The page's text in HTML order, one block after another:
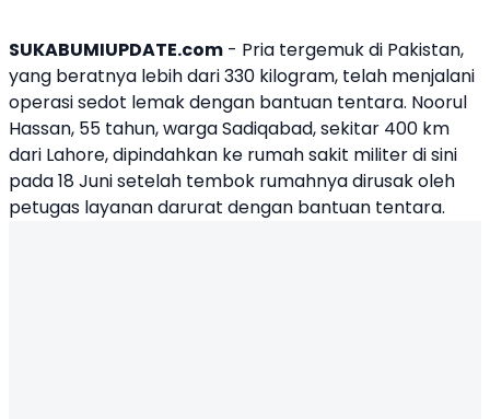
SUKABUMIUPDATE.com - Pria tergemuk di Pakistan,
yang beratnya lebih dari 330 kilogram, telah menjalani
operasi sedot lemak dengan bantuan tentara. Noorul
Hassan, 55 tahun, warga Sadiqabad, sekitar 400 km
dari Lahore, dipindahkan ke rumah sakit militer di sini
pada 18 Juni setelah tembok rumahnya dirusak oleh
petugas layanan darurat dengan bantuan tentara.